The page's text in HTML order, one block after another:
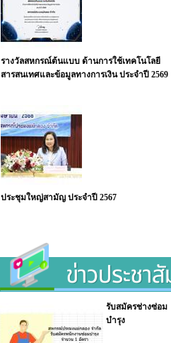
รางวัลสหกรณ์ต้นแบบ ด้านการใช้เทคโนโลยี
สารสนเทศและข้อมูลทางการเงิน ประจำปี 2569
ประชุมใหญ่สามัญ ประจำปี 2567
รับสมัครช่างซ่อม
บำรุง